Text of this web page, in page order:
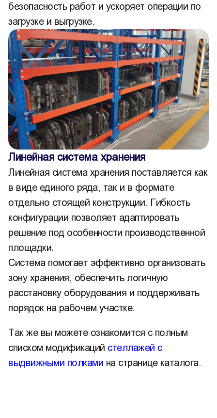
безопасность работ и ускоряет операции по
загрузке и выгрузке.
Линейная система хранения
Линейная система хранения поставляется как
в виде единого ряда, так и в формате
отдельно стоящей конструкции. Гибкость
конфигурации позволяет адаптировать
решение под особенности производственной
площадки.
Система помогает эффективно организовать
зону хранения, обеспечить логичную
расстановку оборудования и поддерживать
порядок на рабочем участке.
Так же вы можете ознакомится с полным
списком модификаций стеллажей с
выдвижными полками на странице каталога.